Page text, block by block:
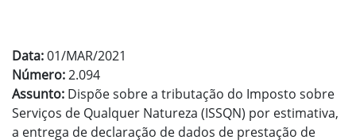
Data:01/MAR/2021
Número:2.094
Assunto: Dispõe sobre a tributação do Imposto sobre
Serviços de Qualquer Natureza (ISSQN) por estimativa,
a entrega de declaração de dados de prestação de